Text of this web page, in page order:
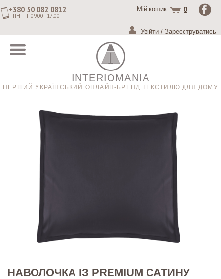
+380 50 082 0812
ПН-ПТ 09:00–17:00
Мій кошик 0
Увійти / Зареєструватись
INTERIOMANIA
ПЕРШИЙ УКРАЇНСЬКИЙ ОНЛАЙН-БРЕНД ТЕКСТИЛЮ ДЛЯ ДОМУ
НАВОЛОЧКА ІЗ PREMIUM САТИНУ